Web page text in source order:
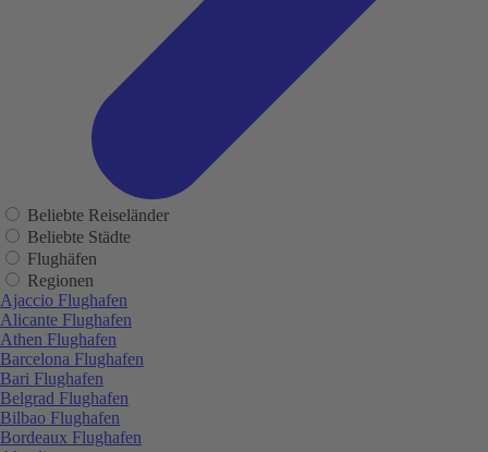
Beliebte Reiseländer
Beliebte Städte
Flughäfen
Regionen
Ajaccio Flughafen
Alicante Flughafen
Athen Flughafen
Barcelona Flughafen
Bari Flughafen
Belgrad Flughafen
Bilbao Flughafen
Bordeaux Flughafen